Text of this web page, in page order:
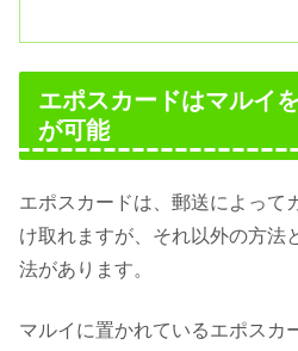
エポスカードはマルイ
が可能
エポスカードは、郵送によって
け取れますが、それ以外の方法
法があります。
マルイに置かれているエポスカ